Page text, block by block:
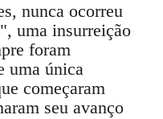
nunca ocorreu
uma insurreição
foram
uma única
começaram
seu avanço